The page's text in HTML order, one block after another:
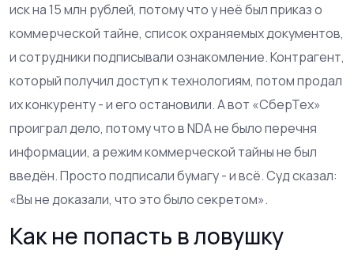
иск на 15 млн рублей, потому что у неё был приказ о
коммерческой тайне, список охраняемых документов,
и сотрудники подписывали ознакомление. Контрагент,
который получил доступ к технологиям, потом продал
их конкуренту - и его остановили. А вот «СберТех»
проиграл дело, потому что в NDA не было перечня
информации, а режим коммерческой тайны не был
введён. Просто подписали бумагу - и всё. Суд сказал:
«Вы не доказали, что это было секретом».
Как не попасть в ловушку